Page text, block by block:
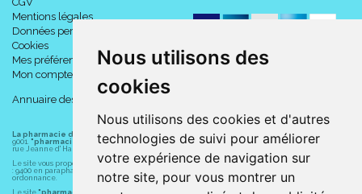
Nous utilisons des
cookies
Nous utilisons des cookies et d'autres
technologies de suivi pour améliorer
votre expérience de navigation sur
notre site, pour vous montrer un
Mentions légales
Données personnelles
Cookies
Mes préférences Cookies
Mon compte
Annuaire des pharmacies
La pharmacie du centre à Albert
(80300) est une pharmacie française certifiée ISO
9001. "pharmacie-du-centre-albert.fr " est le site internet de la pharmacie du centre
rue Jeanne d' Harcourt, 80300 Albert.
Le site vous propose un large choix de plus de 11000 références, au prix les plus bas possible
: 9400 en parapharmacie, animaux, orthopédie, matériel médical. 1700 en médicaments sans
ordonnance.
Le site "pharmacie-du-centre-albert.fr" vous propose les service suivants :